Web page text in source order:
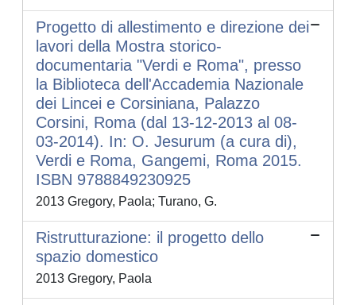
Progetto di allestimento e direzione dei
lavori della Mostra storico-
documentaria "Verdi e Roma", presso
la Biblioteca dell'Accademia Nazionale
dei Lincei e Corsiniana, Palazzo
Corsini, Roma (dal 13-12-2013 al 08-
03-2014). In: O. Jesurum (a cura di),
Verdi e Roma, Gangemi, Roma 2015.
ISBN 9788849230925
2013 Gregory, Paola; Turano, G.
Ristrutturazione: il progetto dello
spazio domestico
2013 Gregory, Paola